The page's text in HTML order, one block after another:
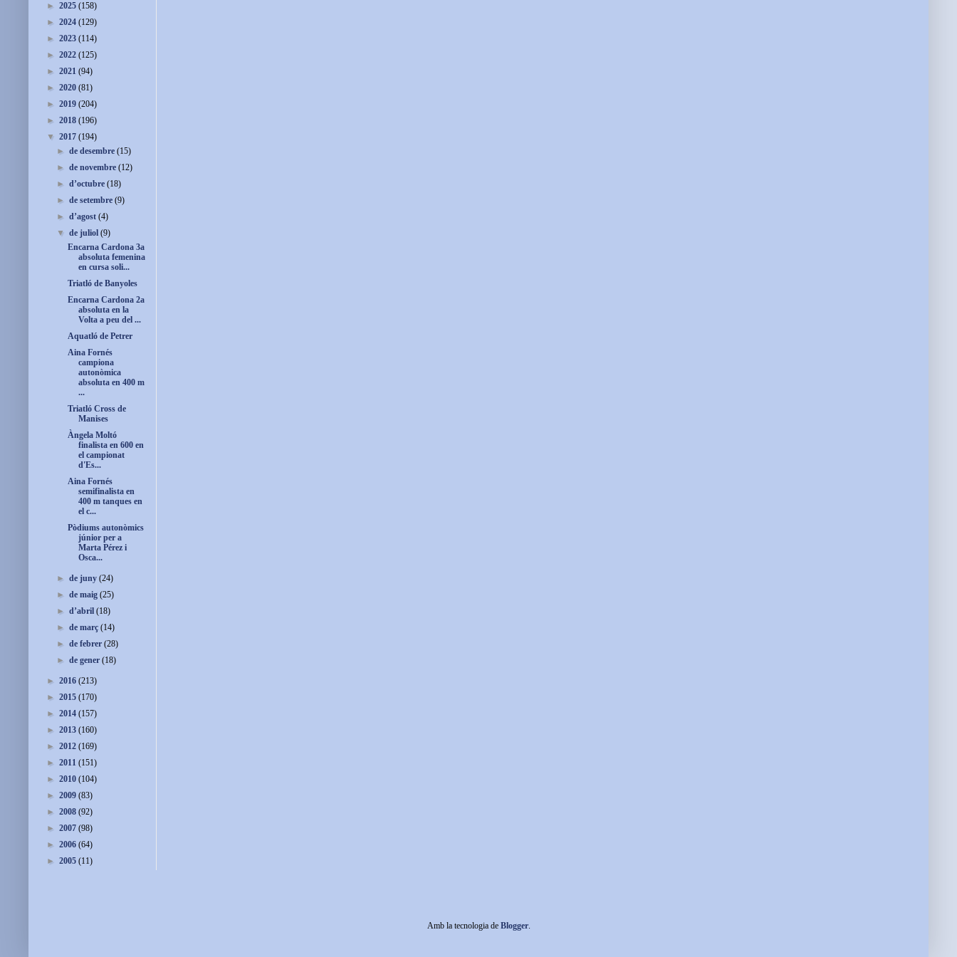
► 2025 (158)
► 2024 (129)
► 2023 (114)
► 2022 (125)
► 2021 (94)
► 2020 (81)
► 2019 (204)
► 2018 (196)
▼ 2017 (194)
►de desembre(15)
►de novembre(12)
►d’octubre(18)
►de setembre(9)
►d’agost(4)
▼de juliol(9)
Encarna Cardona 3a
absoluta femenina
en cursa soli...
Triatló de Banyoles
Encarna Cardona 2a
absoluta en la
Volta a peu del ...
Aquatló de Petrer
Aina Fornés
campiona
autonòmica
absoluta en 400 m
...
Triatló Cross de
Manises
Àngela Moltó
finalista en 600 en
el campionat
d'Es...
Aina Fornés
semifinalista en
400 m tanques en
el c...
Pòdiums autonòmics
júnior per a
Marta Pérez i
Osca...
►de juny(24)
►de maig(25)
►d’abril(18)
►de març(14)
►de febrer(28)
►de gener(18)
► 2016 (213)
► 2015 (170)
► 2014 (157)
► 2013 (160)
► 2012 (169)
► 2011 (151)
► 2010 (104)
► 2009 (83)
► 2008 (92)
► 2007 (98)
► 2006 (64)
► 2005 (11)
Amb la tecnologia de Blogger.